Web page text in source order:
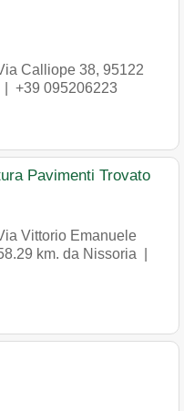
Calliope 38, 95122
| +39 095206223
Pavimenti Trovato
Vittorio Emanuele
km. da Nissoria |